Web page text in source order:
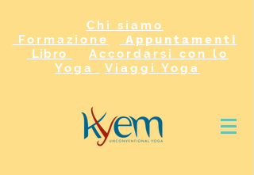
Chi siamo
Formazione
Appuntamenti
Libro
Accordarsi con lo
Yoga
Viaggi Yoga